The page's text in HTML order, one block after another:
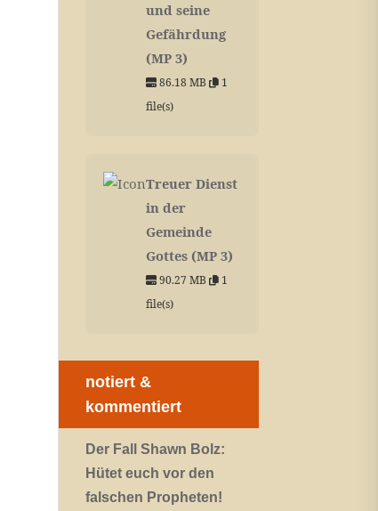
und seine
Gefährdung
(MP 3)
86.18 MB
1
file(s)
Treuer Dienst
in der
Gemeinde
Gottes (MP 3)
90.27 MB
1
file(s)
notiert &
kommentiert
Der Fall Shawn Bolz:
Hütet euch vor den
falschen Propheten!